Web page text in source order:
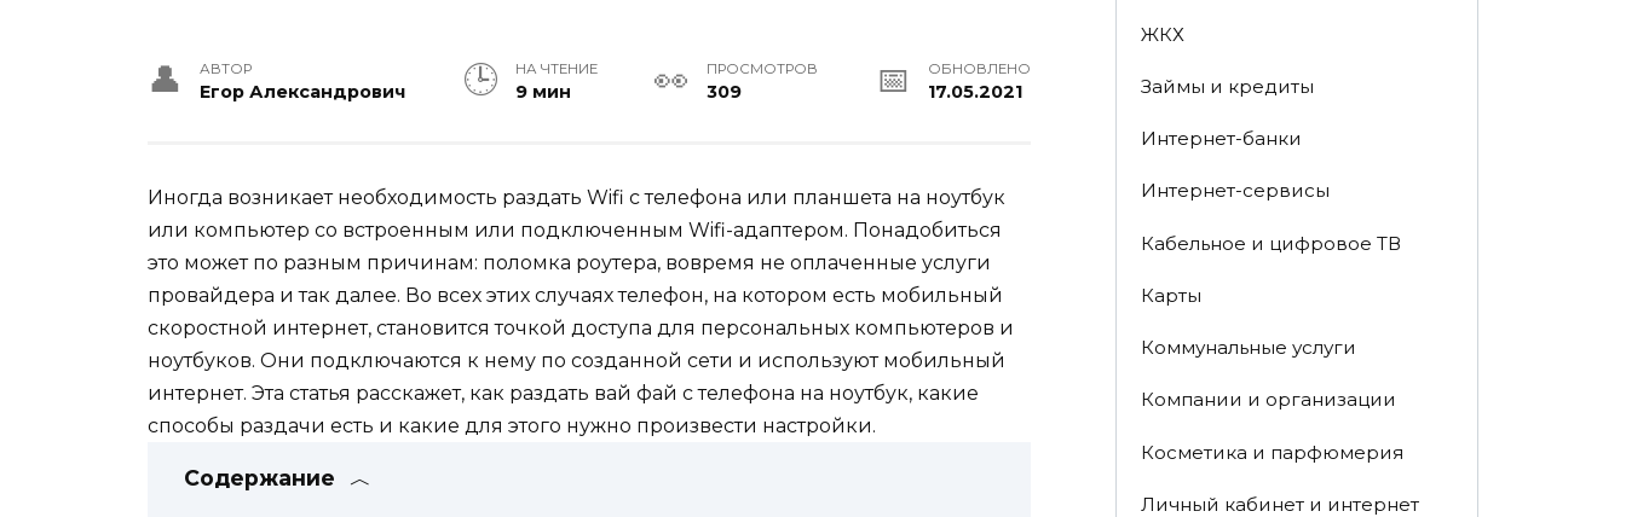
АВТОР
Егор Александрович
НА ЧТЕНИЕ
9 мин
ПРОСМОТРОВ
309
ОБНОВЛЕНО
17.05.2021
Иногда возникает необходимость раздать Wifi с телефона или планшета на ноутбук
или компьютер со встроенным или подключенным Wifi-адаптером. Понадобиться
это может по разным причинам: поломка роутера, вовремя не оплаченные услуги
провайдера и так далее. Во всех этих случаях телефон, на котором есть мобильный
скоростной интернет, становится точкой доступа для персональных компьютеров и
ноутбуков. Они подключаются к нему по созданной сети и используют мобильный
интернет. Эта статья расскажет, как раздать вай фай с телефона на ноутбук, какие
способы раздачи есть и какие для этого нужно произвести настройки.
Содержание
ЖКХ
Займы и кредиты
Интернет-банки
Интернет-сервисы
Кабельное и цифровое ТВ
Карты
Коммунальные услуги
Компании и организации
Косметика и парфюмерия
Личный кабинет и интернет